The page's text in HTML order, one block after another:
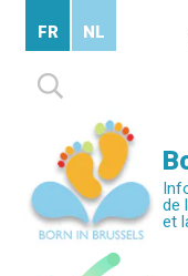
contenu
principal
Rechercher :
FR NL
de
et